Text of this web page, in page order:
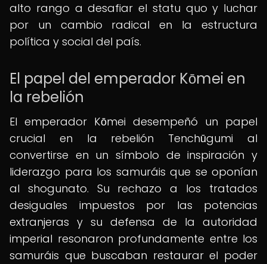
alto rango a desafiar el statu quo y luchar
por un cambio radical en la estructura
política y social del país.
El papel del emperador Kōmei en
la rebelión
El emperador Kōmei desempeñó un papel
crucial en la rebelión Tenchūgumi al
convertirse en un símbolo de inspiración y
liderazgo para los samuráis que se oponían
al shogunato. Su rechazo a los tratados
desiguales impuestos por las potencias
extranjeras y su defensa de la autoridad
imperial resonaron profundamente entre los
samuráis que buscaban restaurar el poder